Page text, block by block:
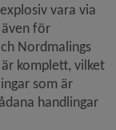
vara via
för
Nordmalings
komplett, vilket
som är
handlingar